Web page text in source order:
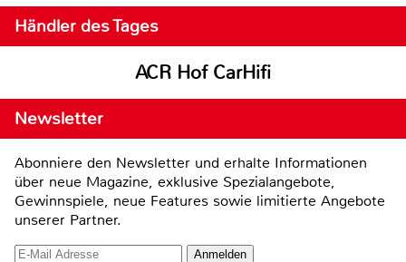
Händler des Tages
ACR Hof CarHifi
Newsletter
Abonniere den Newsletter und erhalte Informationen
über neue Magazine, exklusive Spezialangebote,
Gewinnspiele, neue Features sowie limitierte Angebote
unserer Partner.